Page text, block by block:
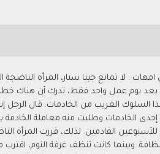
لا تمانع جينا ستار، المرأة الناضجة
بعد يوم عمل واحد فقط، تدرك أن
الغريب من الخادمات. قال الرجل إنه
الخادمات وطلبت منه معاملة
القادمين. لذلك، قررت المرأة
وبينما كانت تنظف غرفة النوم،